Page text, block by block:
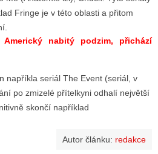
Fringe je v této oblasti a přitom
Americký nabitý podzim, přichází
napříkla seriál The Event (seriál, v
po zmizelé přítelkyni odhalí největší
skončí například
Autor článku: redakce